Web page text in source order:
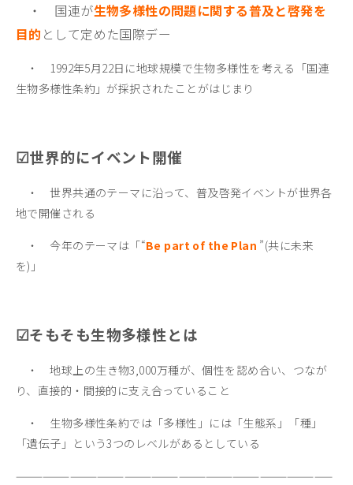
・ 国連が生物多様性の問題に関する普及と啓発を
目的として定めた国際デー
・ 1992年5月22日に地球規模で生物多様性を考える「国連
生物多様性条約」が採択されたことがはじまり
☑世界的にイベント開催
・ 世界共通のテーマに沿って、普及啓発イベントが世界各
地で開催される
・ 今年のテーマは「“Be part of the Plan ”(共に未来
を)」
☑そもそも生物多様性とは
・地球上の生き物3,000万種が、個性を認め合い、つなが
り、直接的・間接的に支え合っていること
・ 生物多様性条約では「多様性」には「生態系」「種」
「遺伝子」という3つのレベルがあるとしている
———————————————————————————————————